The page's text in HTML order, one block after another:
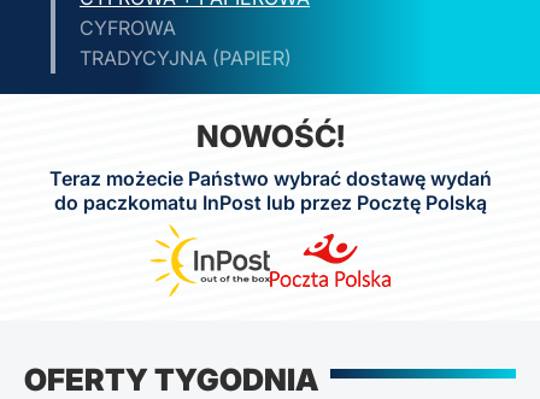
CYFROWA
TRADYCYJNA (PAPIER)
NOWOŚĆ!
Teraz możecie Państwo wybrać dostawę wydań
do paczkomatu InPost lub przez Pocztę Polską
OFERTY TYGODNIA